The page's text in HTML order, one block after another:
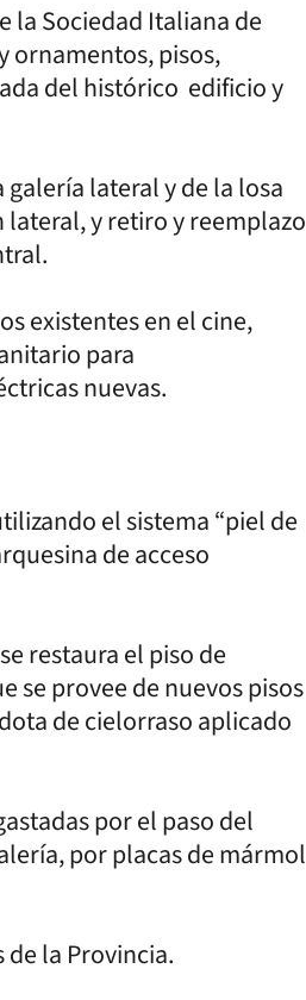
la Sociedad Italiana de
ornamentos, pisos,
del histórico edificio y
lateral y de la losa
y retiro y reemplazo
existentes en el cine,
para
nuevas.
el sistema “piel de
de acceso
restaura el piso de
se provee de nuevos pisos
de cielorraso aplicado
por el paso del
por placas de mármol
la Provincia.